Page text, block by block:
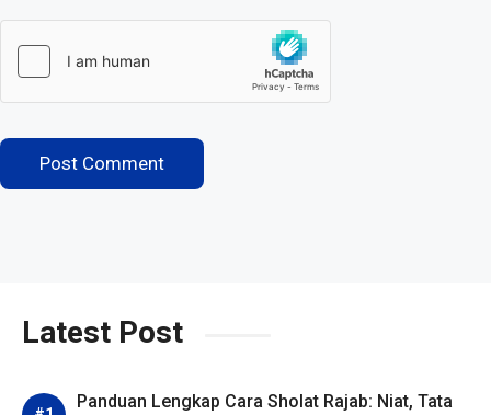
Latest Post
Panduan Lengkap Cara Sholat Rajab: Niat, Tata